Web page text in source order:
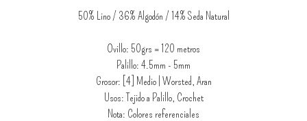
50% Lino / 36% Algodón / 14% Seda Natural
Ovillo: 50grs = 120 metros
Palillo: 4.5mm - 5mm
Grosor: [4] Medio | Worsted, Aran
Usos: Tejido a Palillo, Crochet
Nota: Colores referenciales